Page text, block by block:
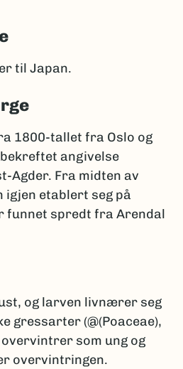
til Japan.
1800-tallet fra Oslo og
angivelse
Agder. Fra midten av
etablert seg på
funnet spredt fra Arendal
og larven livnærer seg
gressarter (@(Poaceae),
overvintrer som ung og
overvintringen.